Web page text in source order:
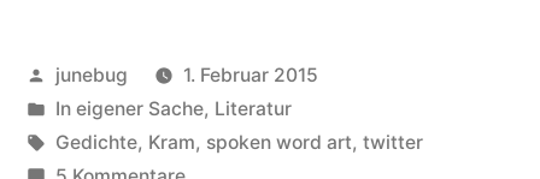
Zeit
auf
Veröffentlicht
von
junebug
1. Februar 2015
Veröffentlicht
in
In eigener Sache, Literatur
Schlagwörter:
Gedichte, Kram, spoken word art, twitter
zu